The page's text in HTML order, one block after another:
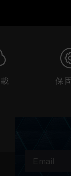
保